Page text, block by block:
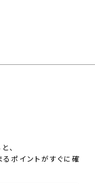
、
ポイントがすぐに確